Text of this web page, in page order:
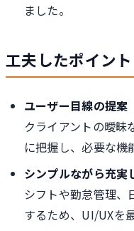
ました。
工夫したポイント
ユーザー目線の提案
クライアントの曖昧
に把握し、必要な機
シンプルながら充実
シフトや勤怠管理
するため、UI/UXを